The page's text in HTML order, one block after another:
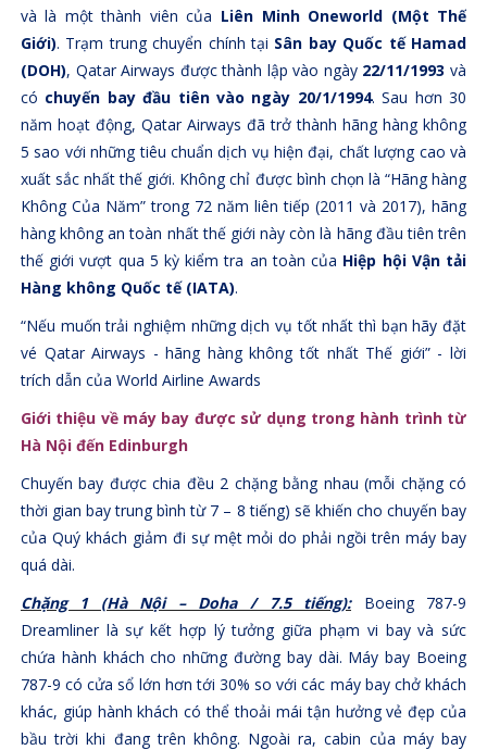
và là một thành viên của Liên Minh Oneworld (Một Thế
Giới). Trạm trung chuyển chính tại Sân bay Quốc tế Hamad
(DOH), Qatar Airways được thành lập vào ngày 22/11/1993 và
có chuyến bay đầu tiên vào ngày 20/1/1994. Sau hơn 30
năm hoạt động, Qatar Airways đã trở thành hãng hàng không
5 sao với những tiêu chuẩn dịch vụ hiện đại, chất lượng cao và
xuất sắc nhất thế giới. Không chỉ được bình chọn là “Hãng hàng
Không Của Năm” trong 72 năm liên tiếp (2011 và 2017), hãng
hàng không an toàn nhất thế giới này còn là hãng đầu tiên trên
thế giới vượt qua 5 kỳ kiểm tra an toàn của Hiệp hội Vận tải
Hàng không Quốc tế (IATA).
“Nếu muốn trải nghiệm những dịch vụ tốt nhất thì bạn hãy đặt
vé Qatar Airways - hãng hàng không tốt nhất Thế giới” - lời
trích dẫn của World Airline Awards
Giới thiệu về máy bay được sử dụng trong hành trình từ
Hà Nội đến Edinburgh
Chuyến bay được chia đều 2 chặng bằng nhau (mỗi chặng có
thời gian bay trung bình từ 7 – 8 tiếng) sẽ khiến cho chuyến bay
của Quý khách giảm đi sự mệt mỏi do phải ngồi trên máy bay
quá dài.
Chặng 1 (Hà Nội – Doha / 7.5 tiếng):Boeing 787-9
Dreamliner là sự kết hợp lý tưởng giữa phạm vi bay và sức
chứa hành khách cho những đường bay dài. Máy bay Boeing
787-9 có cửa sổ lớn hơn tới 30% so với các máy bay chở khách
khác, giúp hành khách có thể thoải mái tận hưởng vẻ đẹp của
bầu trời khi đang trên không. Ngoài ra, cabin của máy bay